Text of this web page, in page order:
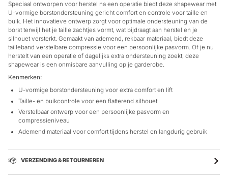
Speciaal ontworpen voor herstel na een operatie biedt deze shapewear met
U-vormige borstondersteuning gericht comfort en controle voor taille en
buik. Het innovatieve ontwerp zorgt voor optimale ondersteuning van de
borst terwijl het je taille zachtjes vormt, wat bijdraagt aan herstel en je
silhouet versterkt. Gemaakt van ademend, rekbaar materiaal, biedt deze
tailleband verstelbare compressie voor een persoonlijke pasvorm. Of je nu
herstelt van een operatie of dagelijks extra ondersteuning zoekt, deze
shapewear is een onmisbare aanvulling op je garderobe.
Kenmerken:
U-vormige borstondersteuning voor extra comfort en lift
Taille- en buikcontrole voor een flatterend silhouet
Verstelbaar ontwerp voor een persoonlijke pasvorm en
compressieniveau
Ademend materiaal voor comfort tijdens herstel en langdurig gebruik
VERZENDING & RETOURNEREN